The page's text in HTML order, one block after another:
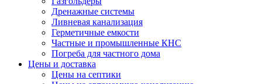
Дренажные системы
Ливневая канализация
Герметичные емкости
Частные и промышленные КНС
Погреба для частного дома
Цены и доставка
Цены на септики